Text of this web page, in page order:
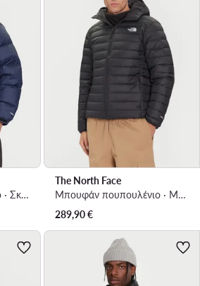
Μπουφάν πουπουλένιο · Σκούρο μπλε
The North Face
Μπουφάν πουπουλένιο · Μαύρο
289,90€